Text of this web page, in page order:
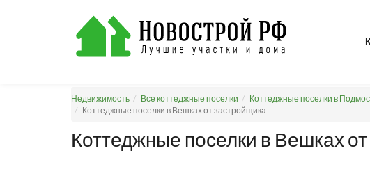
Недвижимость Все коттеджные поселки Коттеджные поселки в
Коттеджные поселки в Вешках от застройщика
Коттеджные поселки в Вешках